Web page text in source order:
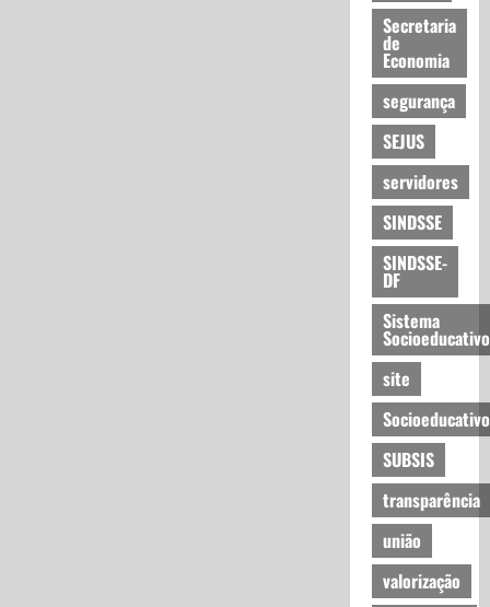
Secretaria
de
Economia
segurança
SEJUS
servidores
SINDSSE
SINDSSE-
DF
Sistema
Socioeducativo
site
Socioeducativo
SUBSIS
transparência
união
valorização